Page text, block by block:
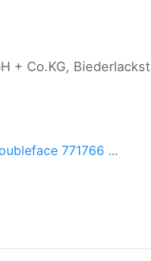
+ Co.KG,
771766 ...